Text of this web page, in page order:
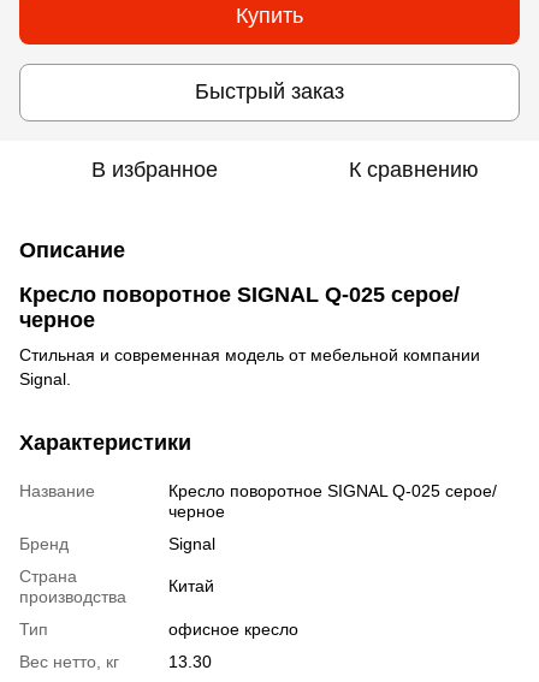
Купить
Быстрый заказ
В избранное К сравнению
Описание
Кресло поворотное SIGNAL Q-025 серое/
черное
Стильная и современная модель от мебельной компании
Signal.
Характеристики
Название
Кресло поворотное SIGNAL Q-025 серое/
черное
Бренд
Signal
Страна
производства
Китай
Тип
офисное кресло
Вес нетто, кг
13.30